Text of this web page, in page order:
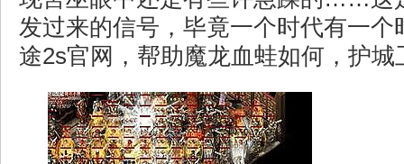
发过来的信号，毕竟一个时代有一个
途2s官网，帮助魔龙血蛙如何，护城